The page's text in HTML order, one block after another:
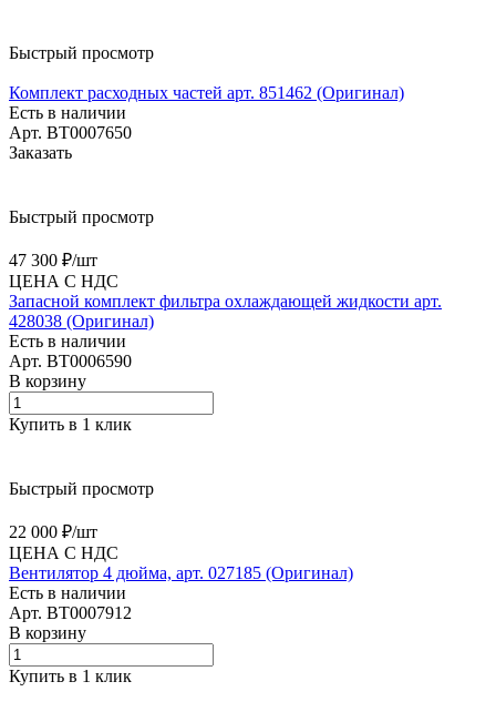
Быстрый просмотр
Комплект расходных частей арт. 851462 (Оригинал)
Есть в наличии
Арт. BT0007650
Заказать
Быстрый просмотр
47 300 ₽/шт
ЦЕНА С НДС
Запасной комплект фильтра охлаждающей жидкости арт.
428038 (Оригинал)
Есть в наличии
Арт. BT0006590
В корзину
Купить в 1 клик
Быстрый просмотр
22 000 ₽/шт
ЦЕНА С НДС
Вентилятор 4 дюйма, арт. 027185 (Оригинал)
Есть в наличии
Арт. BT0007912
В корзину
Купить в 1 клик